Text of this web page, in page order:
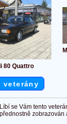
80 Quattro
veterány
Líbí se Vám tento
přednostně zobrazován